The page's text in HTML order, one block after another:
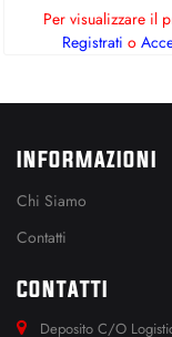
Per visualizzare il
Registrati o
INFORMAZIONI
Chi Siamo
Contatti
CONTATTI
Deposito C/O